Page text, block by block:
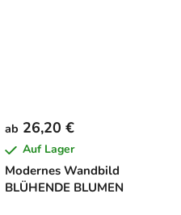
Modernes Wandbild
BLÜHENDE BLUMEN
ab 26,20 €
Auf Lager